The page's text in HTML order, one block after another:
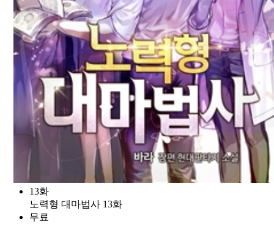
13화
노력형 대마법사 13화
무료